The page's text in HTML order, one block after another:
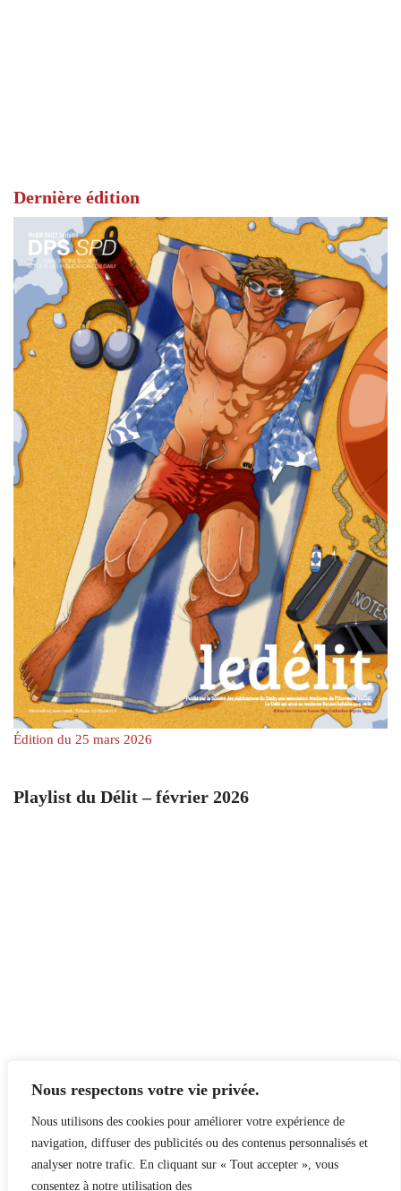
Nous respectons votre vie privée.
Nous utilisons des cookies pour améliorer votre expérience de
navigation, diffuser des publicités ou des contenus personnalisés et
analyser notre trafic. En cliquant sur « Tout accepter », vous
consentez à notre utilisation des
Dernière édition
Édition du 25 mars 2026
Playlist du Délit – février 2026